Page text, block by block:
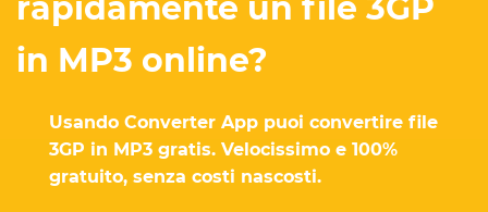
rapidamente un file 3GP
in MP3 online?
Usando Converter App puoi convertire file
3GP in MP3 gratis. Velocissimo e 100%
gratuito, senza costi nascosti.